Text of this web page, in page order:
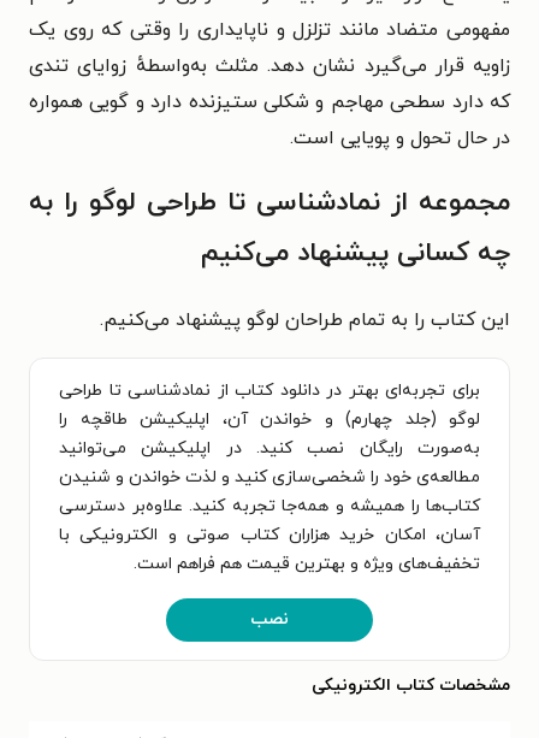
مفهومی متضاد مانند تزلزل و ناپایداری را وقتی که روی یک
زاویه قرار می‌گیرد نشان دهد. مثلث به‌واسطهٔ زوایای تندی
که دارد سطحی مهاجم و شکلی ستیزنده دارد و گویی همواره
در حال تحول و پویایی است.
مجموعه از نمادشناسی تا طراحی لوگو را به
چه کسانی پیشنهاد می‌کنیم
این کتاب را به تمام طراحان لوگو پیشنهاد می‌کنیم.
برای تجربه‌ای بهتر در دانلود کتاب از نمادشناسی تا طراحی
لوگو (جلد چهارم) و خواندن آن، اپلیکیشن طاقچه را
به‌صورت رایگان نصب کنید. در اپلیکیشن می‌توانید
مطالعه‌ی خود را شخصی‌سازی کنید و لذت خواندن و شنیدن
کتاب‌ها را همیشه و همه‌جا تجربه کنید. علاوه‌بر دسترسی
آسان، امکان خرید هزاران کتاب صوتی و الکترونیکی با
تخفیف‌های ویژه و بهترین قیمت هم فراهم است.
نصب
مشخصات کتاب الکترونیکی